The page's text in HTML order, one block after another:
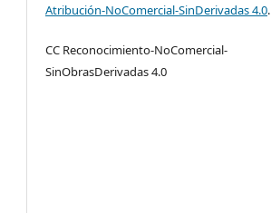
Atribución-NoComercial-SinDerivadas 4.0.
CC Reconocimiento-NoComercial-
SinObrasDerivadas 4.0